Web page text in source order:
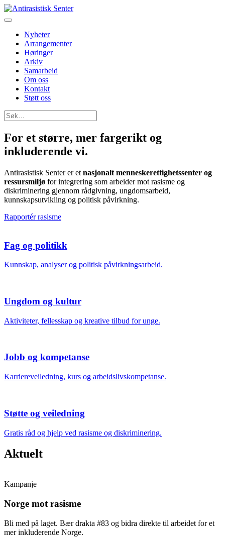
Nyheter
Arrangementer
Høringer
Arkiv
Samarbeid
Om oss
Kontakt
Støtt oss
Søk
etter:
For et større, mer fargerikt og
inkluderende vi.
Antirasistisk Senter er et nasjonalt menneskerettighetssenter og
ressursmiljø for integrering som arbeider mot rasisme og
diskriminering gjennom rådgivning, ungdomsarbeid,
kunnskapsutvikling og politisk påvirkning.
Rapportér rasisme
Fag og politikk
Kunnskap, analyser og politisk påvirkningsarbeid.
Ungdom og kultur
Aktiviteter, fellesskap og kreative tilbud for unge.
Jobb og kompetanse
Karriereveiledning, kurs og arbeidslivskompetanse.
Støtte og veiledning
Gratis råd og hjelp ved rasisme og diskriminering.
Aktuelt
Kampanje
Norge mot rasisme
Bli med på laget. Bær drakta #83 og bidra direkte til arbeidet for et
mer inkluderende Norge.